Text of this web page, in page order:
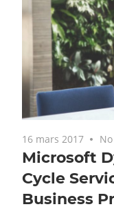
16 mars 2017
Microsoft
Cycle
Business